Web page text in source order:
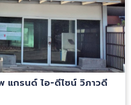
แกรนด์ ไอ-ดีไซน์ วิภาวดี